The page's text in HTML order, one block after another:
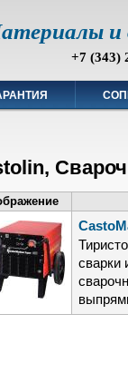
и
+7 (343)
сварки